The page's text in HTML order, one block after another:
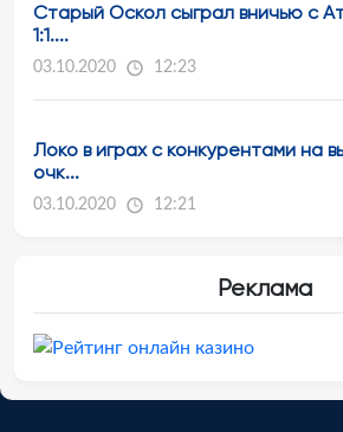
Старый Оскол сыграл вничью с
1:1....
03.10.2020 12:23
Локо в играх с конкурентами на
очк...
03.10.2020 12:21
Реклама